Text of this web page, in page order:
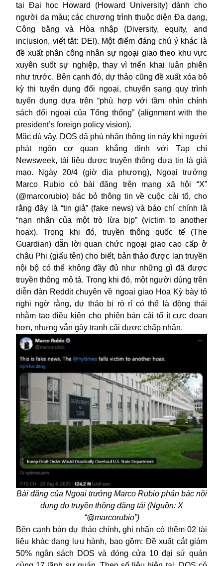
tại Đại học Howard (Howard University) dành cho
người da màu; các chương trình thuộc diện Đa dạng,
Công bằng và Hòa nhập (Diversity, equity, and
inclusion, viết tắt: DEI). Một điểm đáng chú ý khác là
đề xuất phân công nhân sự ngoại giao theo khu vực
xuyên suốt sự nghiệp, thay vì triển khai luân phiên
như trước. Bên cạnh đó, dự thảo cũng đề xuất xóa bỏ
kỳ thi tuyển dụng đối ngoại, chuyển sang quy trình
tuyển dụng dựa trên “phù hợp với tầm nhìn chính
sách đối ngoại của Tổng thống” (alignment with the
president’s foreign policy vision).
Mặc dù vậy, DOS đã phủ nhận thông tin này khi người
phát ngôn cơ quan khẳng định với Tạp chí
Newsweek, tài liệu được truyền thông đưa tin là giả
mạo. Ngày 20/4 (giờ địa phương), Ngoại trưởng
Marco Rubio có bài đăng trên mạng xã hội “X”
(@marcorubio) bác bỏ thông tin về cuộc cải tổ, cho
rằng đây là “tin giả” (fake news) và báo chí chính là
“nạn nhân của một trò lừa bịp” (victim to another
hoax). Trong khi đó, truyền thông quốc tế (The
Guardian) dẫn lời quan chức ngoại giao cao cấp ở
châu Phi (giấu tên) cho biết, bản thảo được lan truyền
nội bộ có thể không đầy đủ như những gì đã được
truyền thông mô tả. Trong khi đó, một người dùng trên
diễn đàn Reddit chuyên về ngoại giao Hoa Kỳ bày tỏ
nghi ngờ rằng, dự thảo bị rò rỉ có thể là động thái
nhằm tạo điều kiện cho phiên bản cải tổ ít cực đoan
hơn, nhưng vẫn gây tranh cãi được chấp nhận.
Bài đăng của Ngoại trưởng Marco Rubio phản bác nội
dung do truyền thông đăng tải (Nguồn: X
“@marcorubio”)
Bên cạnh bản dự thảo chính, ghi nhận có thêm 02 tài
liệu khác đang lưu hành, bao gồm: Đề xuất cắt giảm
50% ngân sách DOS và đóng cửa 10 đại sứ quán